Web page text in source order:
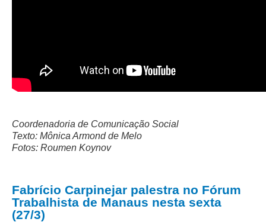
Coordenadoria de Comunicação Social
Texto: Mônica Armond de Melo
Fotos: Roumen Koynov
Fabrício Carpinejar palestra no Fórum
Trabalhista de Manaus nesta sexta
(27/3)